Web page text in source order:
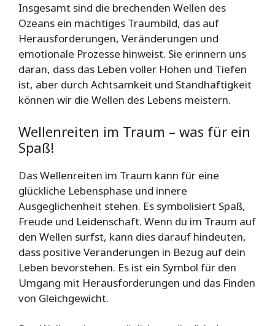
Insgesamt sind die brechenden Wellen des
Ozeans ein mächtiges Traumbild, das auf
Herausforderungen, Veränderungen und
emotionale Prozesse hinweist. Sie erinnern uns
daran, dass das Leben voller Höhen und Tiefen
ist, aber durch Achtsamkeit und Standhaftigkeit
können wir die Wellen des Lebens meistern.
Wellenreiten im Traum – was für ein
Spaß!
Das Wellenreiten im Traum kann für eine
glückliche Lebensphase und innere
Ausgeglichenheit stehen. Es symbolisiert Spaß,
Freude und Leidenschaft. Wenn du im Traum auf
den Wellen surfst, kann dies darauf hindeuten,
dass positive Veränderungen in Bezug auf dein
Leben bevorstehen. Es ist ein Symbol für den
Umgang mit Herausforderungen und das Finden
von Gleichgewicht.